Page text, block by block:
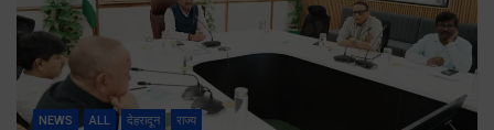
NEWS ALL देहरादून राज्य